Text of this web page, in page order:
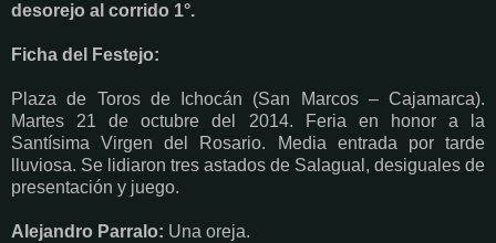
desorejo al corrido 1°.
Ficha del Festejo:
Plaza de Toros de Ichocán (San Marcos – Cajamarca).
Martes 21 de octubre del 2014. Feria en honor a la
Santísima Virgen del Rosario. Media entrada por tarde
lluviosa. Se lidiaron tres astados de Salagual, desiguales de
presentación y juego.
Alejandro Parralo: Una oreja.